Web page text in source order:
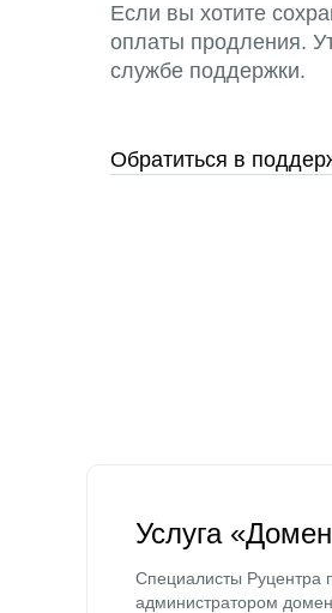
Если вы хотите
оплаты продления.
службе поддержки.
Обратиться в
Услуга
Специалисты Руцентра
администратором